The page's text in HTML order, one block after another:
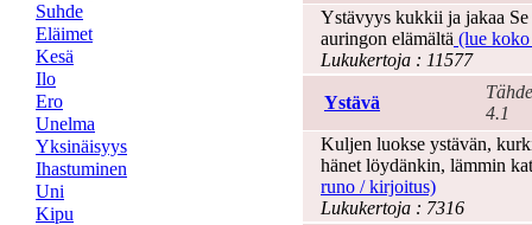
Suhde
Eläimet
Kesä
Ilo
Ero
Unelma
Yksinäisyys
Ihastuminen
Uni
Kipu
Ystävyys kukkii ja jakaa Se
auringon elämältä (lue
Lukukertoja : 11577
Ystävä
4.1
Kuljen luokse ystävän,
hänet löydänkin, lämmin
runo / kirjoitus)
Lukukertoja : 7316